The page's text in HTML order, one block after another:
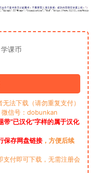
学课币
法下载（请勿重复支付）
信号：dobunkan
“已汉化”字样的属于汉化
保存网盘链接 ，方便后续
支付即可下载，无需注册会